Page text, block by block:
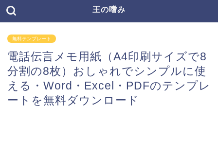
王の嗜み
無料テンプレート
電話伝言メモ用紙（A4印刷サイズで8
分割の8枚）おしゃれでシンプルに使
える・Word・Excel・PDFのテンプレ
ートを無料ダウンロード